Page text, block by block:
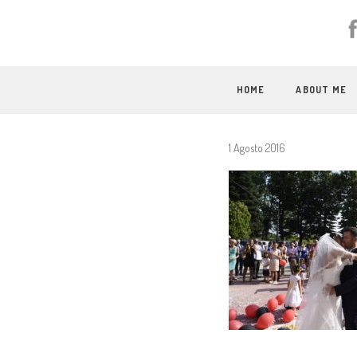
HOME ABOUT ME
1 Agosto 2016